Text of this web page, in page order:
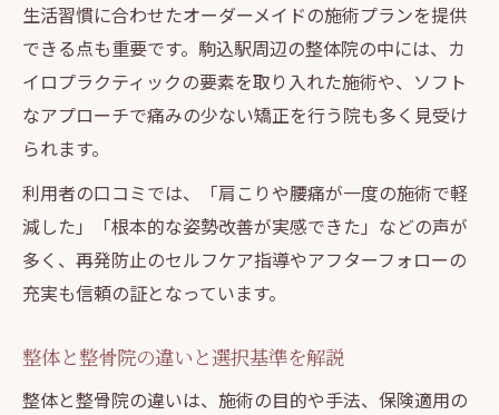
生活習慣に合わせたオーダーメイドの施術プランを提供
できる点も重要です。駒込駅周辺の整体院の中には、カ
イロプラクティックの要素を取り入れた施術や、ソフト
なアプローチで痛みの少ない矯正を行う院も多く見受け
られます。
利用者の口コミでは、「肩こりや腰痛が一度の施術で軽
減した」「根本的な姿勢改善が実感できた」などの声が
多く、再発防止のセルフケア指導やアフターフォローの
充実も信頼の証となっています。
整体と整骨院の違いと選択基準を解説
整体と整骨院の違いは、施術の目的や手法、保険適用の